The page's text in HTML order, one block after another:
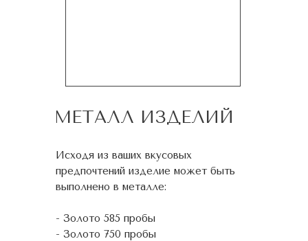
МЕТАЛЛ ИЗДЕЛИЙ
Исходя из ваших вкусовых
предпочтений изделие может быть
выполнено в металле:
- Золото 585 пробы
- Золото 750 пробы